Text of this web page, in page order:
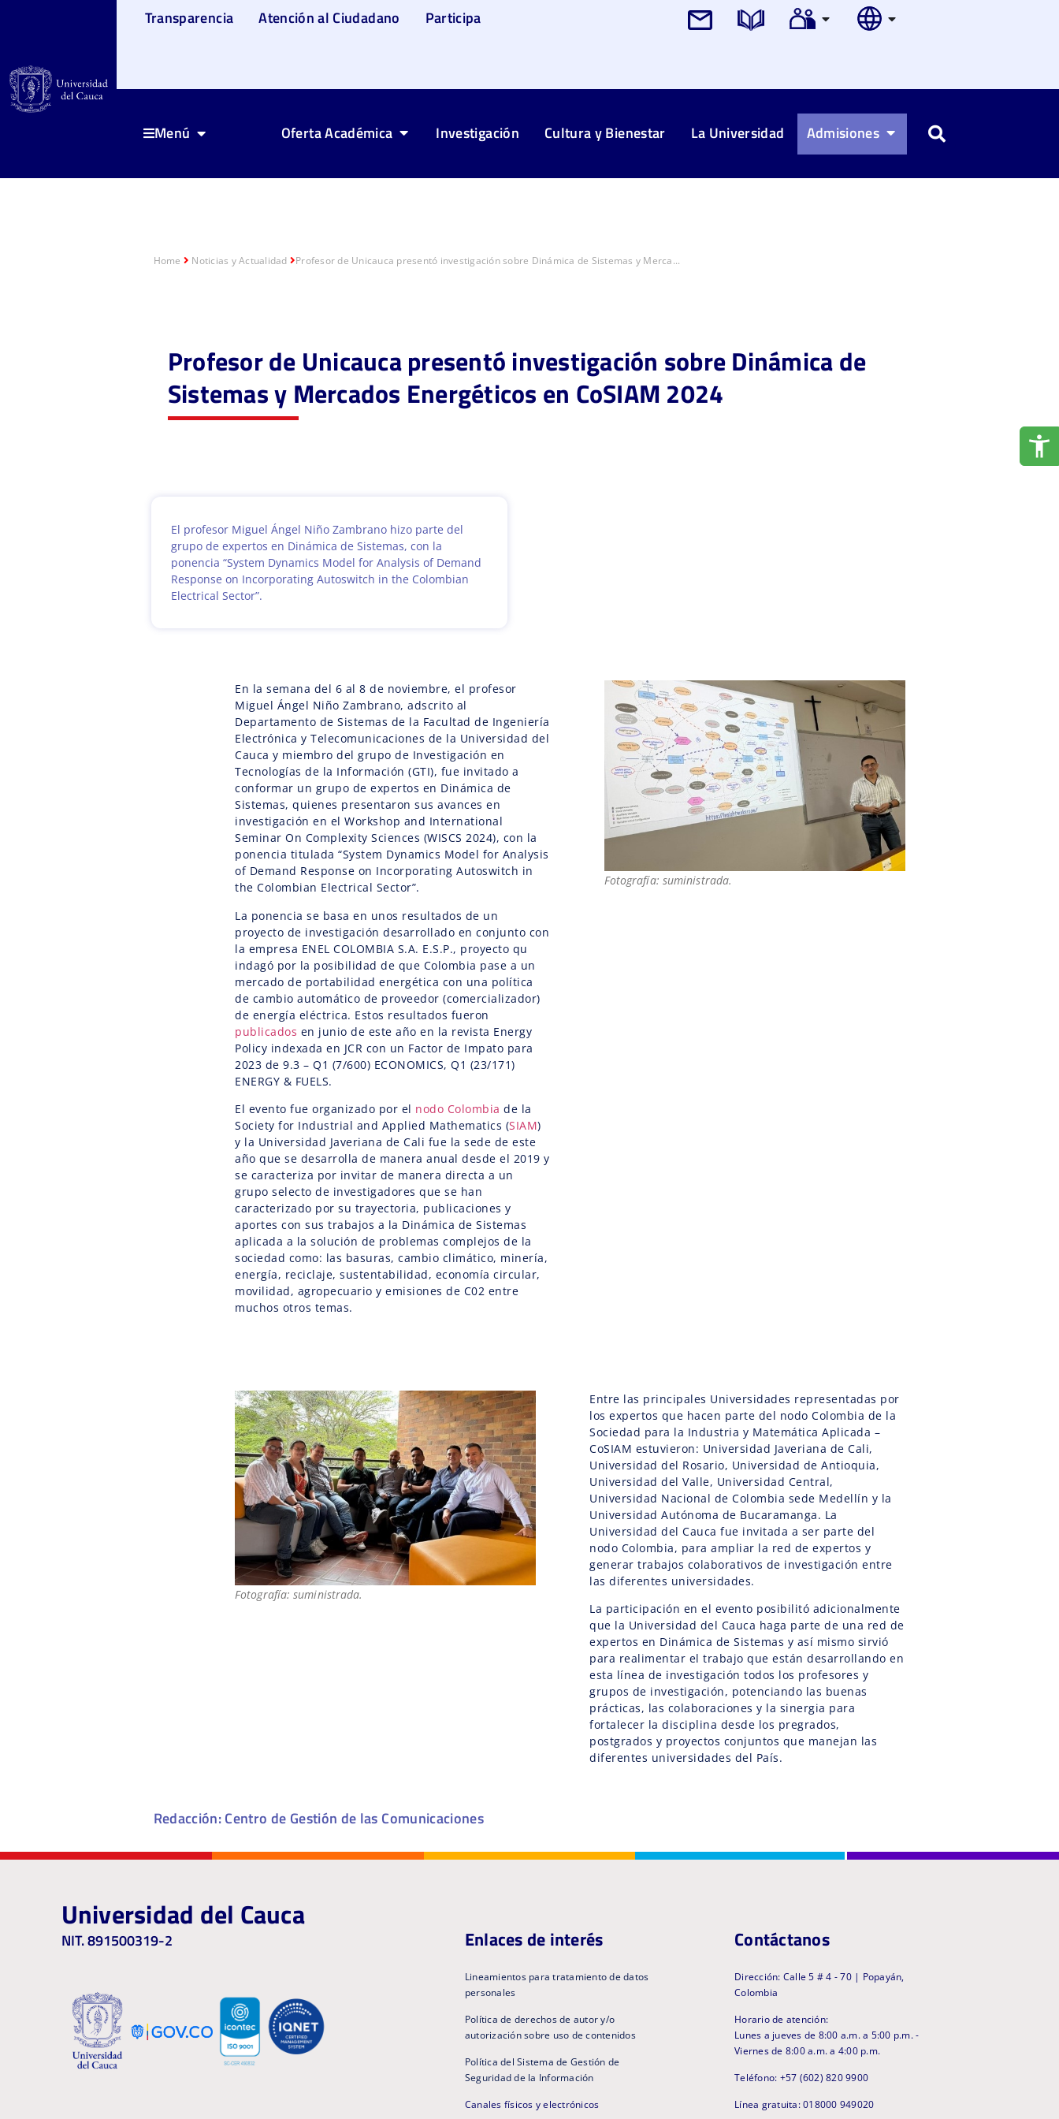
Transparencia Atención al Ciudadano Participa
Menú Oferta Académica Investigación Cultura y Bienestar La Universidad Admisiones Buscar
Home Noticias y Actualidad Profesor de Unicauca presentó investigación sobre Dinámica de Sistemas y Merca...
Profesor de Unicauca presentó investigación sobre Dinámica de
Sistemas y Mercados Energéticos en CoSIAM 2024
El profesor Miguel Ángel Niño Zambrano hizo parte del
grupo de expertos en Dinámica de Sistemas, con la
ponencia “System Dynamics Model for Analysis of Demand
Response on Incorporating Autoswitch in the Colombian
Electrical Sector”.
En la semana del 6 al 8 de noviembre, el profesor
Miguel Ángel Niño Zambrano, adscrito al
Departamento de Sistemas de la Facultad de Ingeniería
Electrónica y Telecomunicaciones de la Universidad del
Cauca y miembro del grupo de Investigación en
Tecnologías de la Información (GTI), fue invitado a
conformar un grupo de expertos en Dinámica de
Sistemas, quienes presentaron sus avances en
investigación en el Workshop and International
Seminar On Complexity Sciences (WISCS 2024), con la
ponencia titulada “System Dynamics Model for Analysis
of Demand Response on Incorporating Autoswitch in
the Colombian Electrical Sector”.
La ponencia se basa en unos resultados de un
proyecto de investigación desarrollado en conjunto con
la empresa ENEL COLOMBIA S.A. E.S.P., proyecto qu
indagó por la posibilidad de que Colombia pase a un
mercado de portabilidad energética con una política
de cambio automático de proveedor (comercializador)
de energía eléctrica. Estos resultados fueron
publicados en junio de este año en la revista Energy
Policy indexada en JCR con un Factor de Impato para
2023 de 9.3 – Q1 (7/600) ECONOMICS, Q1 (23/171)
ENERGY & FUELS.
El evento fue organizado por el nodo Colombia de la
Society for Industrial and Applied Mathematics (SIAM)
y la Universidad Javeriana de Cali fue la sede de este
año que se desarrolla de manera anual desde el 2019 y
se caracteriza por invitar de manera directa a un
grupo selecto de investigadores que se han
caracterizado por su trayectoria, publicaciones y
aportes con sus trabajos a la Dinámica de Sistemas
aplicada a la solución de problemas complejos de la
sociedad como: las basuras, cambio climático, minería,
energía, reciclaje, sustentabilidad, economía circular,
movilidad, agropecuario y emisiones de C02 entre
muchos otros temas.
Fotografía: suministrada.
Fotografía: suministrada.
Entre las principales Universidades representadas por
los expertos que hacen parte del nodo Colombia de la
Sociedad para la Industria y Matemática Aplicada –
CoSIAM estuvieron: Universidad Javeriana de Cali,
Universidad del Rosario, Universidad de Antioquia,
Universidad del Valle, Universidad Central,
Universidad Nacional de Colombia sede Medellín y la
Universidad Autónoma de Bucaramanga. La
Universidad del Cauca fue invitada a ser parte del
nodo Colombia, para ampliar la red de expertos y
generar trabajos colaborativos de investigación entre
las diferentes universidades.
La participación en el evento posibilitó adicionalmente
que la Universidad del Cauca haga parte de una red de
expertos en Dinámica de Sistemas y así mismo sirvió
para realimentar el trabajo que están desarrollando en
esta línea de investigación todos los profesores y
grupos de investigación, potenciando las buenas
prácticas, las colaboraciones y la sinergia para
fortalecer la disciplina desde los pregrados,
postgrados y proyectos conjuntos que manejan las
diferentes universidades del País.
Redacción: Centro de Gestión de las Comunicaciones
Universidad del Cauca
NIT. 891500319-2 Enlaces de interés
Lineamientos para tratamiento de datos
personales
Política de derechos de autor y/o
autorización sobre uso de contenidos
Política del Sistema de Gestión de
Seguridad de la Información
Canales físicos y electrónicos
Contáctanos
Dirección: Calle 5 # 4 - 70 | Popayán,
Colombia
Horario de atención:
Lunes a jueves de 8:00 a.m. a 5:00 p.m. -
Viernes de 8:00 a.m. a 4:00 p.m.
Teléfono: +57 (602) 820 9900
Línea gratuita: 018000 949020